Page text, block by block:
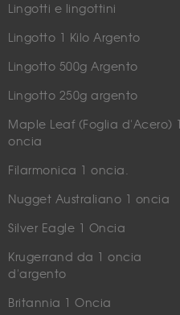
Lingotti e lingottini
Lingotto 1 Kilo Argento
Lingotto 500g Argento
Lingotto 250g argento
Maple Leaf (Foglia d'Acero) 1
oncia
Filarmonica 1 oncia.
Nugget Australiano 1 oncia
Silver Eagle 1 Oncia
Krugerrand da 1 oncia
d'argento
Britannia 1 Oncia